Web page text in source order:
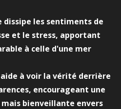
dissipe les sentiments de
et le stress, apportant
à celle d'une mer
à voir la vérité derrière
encourageant une
bienveillante envers